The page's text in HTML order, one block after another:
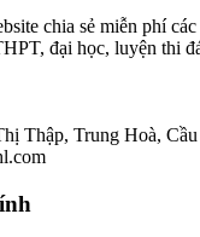
chia sẻ miễn phí
đại học, luyện thi
Thập, Trung Hoà,